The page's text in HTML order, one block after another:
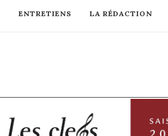
ENTRETIENS LA RÉDACTION